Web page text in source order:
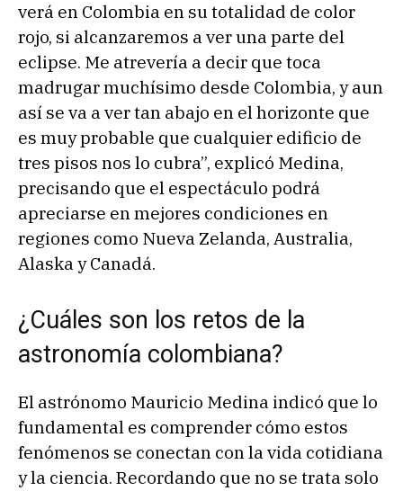
verá en Colombia en su totalidad de color
rojo, si alcanzaremos a ver una parte del
eclipse. Me atrevería a decir que toca
madrugar muchísimo desde Colombia, y aun
así se va a ver tan abajo en el horizonte que
es muy probable que cualquier edificio de
tres pisos nos lo cubra”, explicó Medina,
precisando que el espectáculo podrá
apreciarse en mejores condiciones en
regiones como Nueva Zelanda, Australia,
Alaska y Canadá.
¿Cuáles son los retos de la
astronomía colombiana?
El astrónomo Mauricio Medina indicó que lo
fundamental es comprender cómo estos
fenómenos se conectan con la vida cotidiana
y la ciencia. Recordando que no se trata solo